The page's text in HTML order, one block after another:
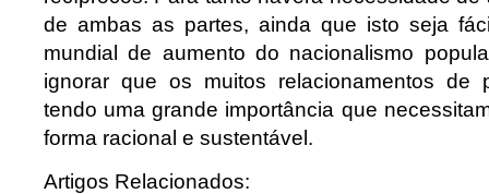
de ambas as partes, ainda que isto seja
mundial de aumento do nacionalismo
ignorar que os muitos relacionamentos de
tendo uma grande importância que
forma racional e sustentável.
Artigos Relacionados: